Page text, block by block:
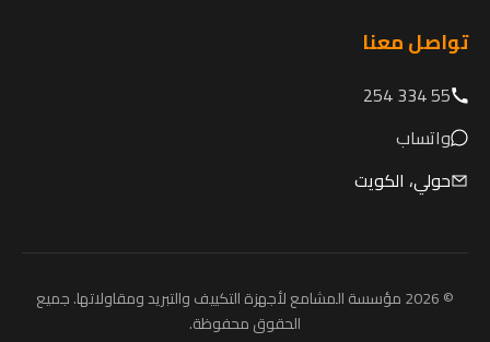
تواصل معنا
55 334 254
واتساب
حولي، الكويت
© 2026 مؤسسة المشامع لأجهزة التكييف والتبريد ومقاولاتها. جميع
الحقوق محفوظة.